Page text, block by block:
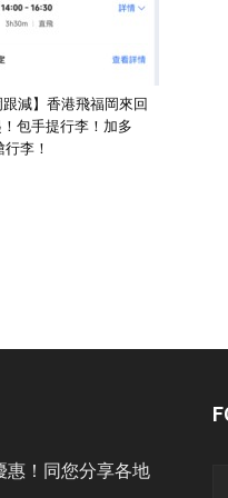
跟減】香港飛福岡來回
包手提行李！加多
李！
！同您分享各地